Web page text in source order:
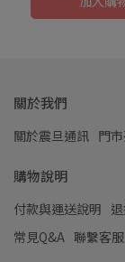
關於我們
關於震旦通訊 門
購物說明
付款與運送說明
常見Q&A 聯繫客服